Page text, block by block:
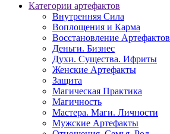
Категории артефактов
Внутренняя Сила
Воплощения и Карма
Восстановление Артефактов
Деньги. Бизнес
Духи. Существа. Ифриты
Женские Артефакты
Защита
Магическая Практика
Магичность
Мастера. Маги. Личности
Мужские Артефакты